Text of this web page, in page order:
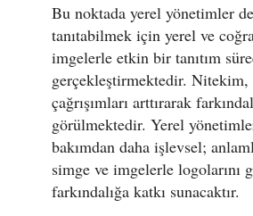
Bu noktada yerel yönetimler
tanıtabilmek için yerel ve
imgelerle etkin bir tanıtım
gerçekleştirmektedir. Nitekim,
çağrışımları arttırarak
görülmektedir. Yerel
bakımdan daha işlevsel;
simge ve imgelerle logolarını
farkındalığa katkı sunacaktır.